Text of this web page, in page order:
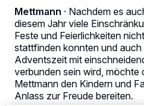
Mettmann · Nachdem es
diesem Jahr viele
Feste und Feierlichkeiten
stattfinden konnten und auch
Adventszeit mit
verbunden sein wird, möchte
Mettmann den Kindern und
Anlass zur Freude bereiten.
Kennungen auf Ihrem Gerät zu.
Tracking-Technologien für die unter
verarbeiten Daten, um Ihnen
Zwecke. Wenn Tracker deaktiviert
Anzeigen möglicherweise nicht mehr
dieses Menü jederzeit wieder
ändern oder Ihre Einwilligung zu
Einstellungen oder Ablehnen am
Ihre Einstellungen gelten innerhalb
Informationen finden Sie in unserer